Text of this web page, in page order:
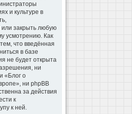
и культуре в
или закрыть любую
усмотрению. Как
что введённая
в базе
не будет открыта
ни
«Блог о
ни phpBB
за действия
к
к ней.